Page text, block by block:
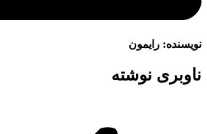
نویسنده: رایمون
ناوبری نوشته